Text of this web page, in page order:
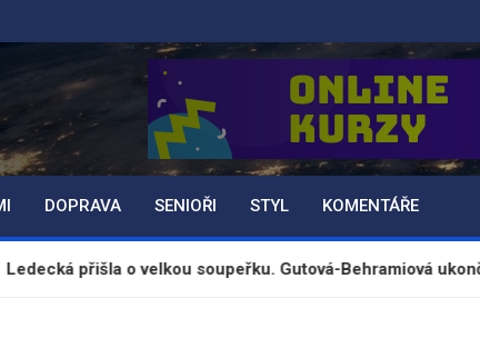
DOPRAVA SENIOŘI STYL KOMENTÁŘE
o velkou soupeřku. Gutová-Behramiová ukončila kariéru